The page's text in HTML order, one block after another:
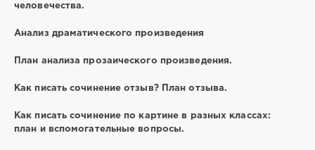
человечества.
Анализ драматического произведения
План анализа прозаического произведения.
Как писать сочинение отзыв? План отзыва.
Как писать сочинение по картине в разных классах:
план и вспомогательные вопросы.